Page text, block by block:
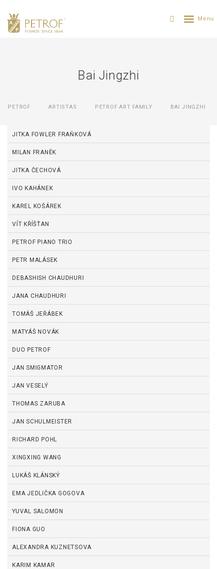
Bai Jingzhi
PETROF ARTISTAS PETROF ART FAMILY BAI JINGZHI
JITKA FOWLER FRAŇKOVÁ
MILAN FRANĚK
JITKA ČECHOVÁ
IVO KAHÁNEK
KAREL KOŠÁREK
VÍT KŘÍŠŤAN
PETROF PIANO TRIO
PETR MALÁSEK
DEBASHISH CHAUDHURI
JANA CHAUDHURI
TOMÁŠ JEŘÁBEK
MATYÁŠ NOVÁK
DUO PETROF
JAN SMIGMATOR
JAN VESELÝ
THOMAS ZARUBA
JAN SCHULMEISTER
RICHARD POHL
XINGXING WANG
LUKÁŠ KLÁNSKÝ
EMA JEDLIČKA GOGOVA
YUVAL SALOMON
FIONA GUO
ALEXANDRA KUZNETSOVA
KARIM KAMAR